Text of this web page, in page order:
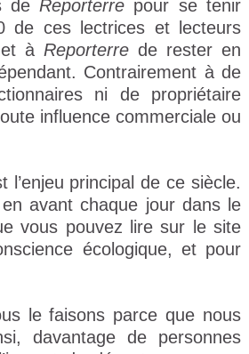
de Reporterre pour se tenir
de ces lectrices et lecteurs
à Reporterre de rester en
Contrairement à de
ni de propriétaire
influence commerciale ou
principal de ce siècle.
avant chaque jour dans le
vous pouvez lire sur le site
écologique, et pour
le faisons parce que nous
davantage de personnes